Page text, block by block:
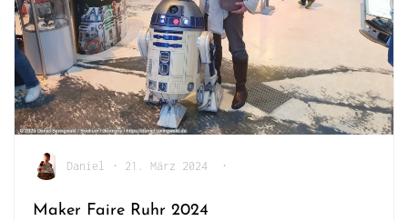
Daniel • 21. März 2024 •
Maker Faire Ruhr 2024